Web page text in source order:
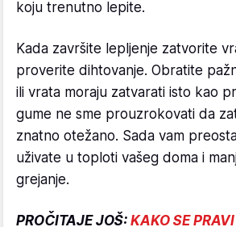
koju trenutno lepite.
Kada završite lepljenje zatvorite
proverite dihtovanje. Obratite
ili vrata moraju zatvarati isto kao
gume ne sme prouzrokovati da
znatno otežano. Sada vam
uživate u toploti vašeg doma i
grejanje.
PROČITAJE JOŠ: KAKO SE